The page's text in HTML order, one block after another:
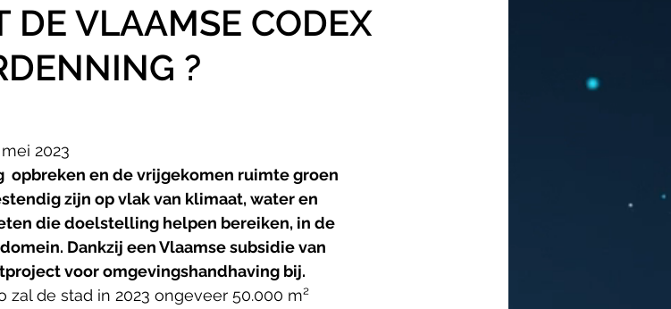
DE VLAAMSE CODEX
?
2023
opbreken en de vrijgekomen ruimte groen
zijn op vlak van klimaat, water en
die doelstelling helpen bereiken, in de
Dankzij een Vlaamse subsidie van
voor omgevingshandhaving bij.
de stad in 2023 ongeveer 50.000 m²